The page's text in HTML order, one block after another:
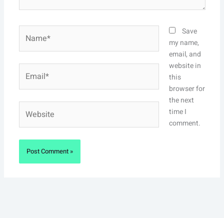
Save
my name,
email, and
website in
this
browser for
the next
time I
comment.